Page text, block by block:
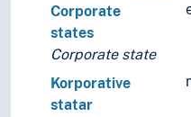
Corporate
states
Corporate state
Korporative
statar